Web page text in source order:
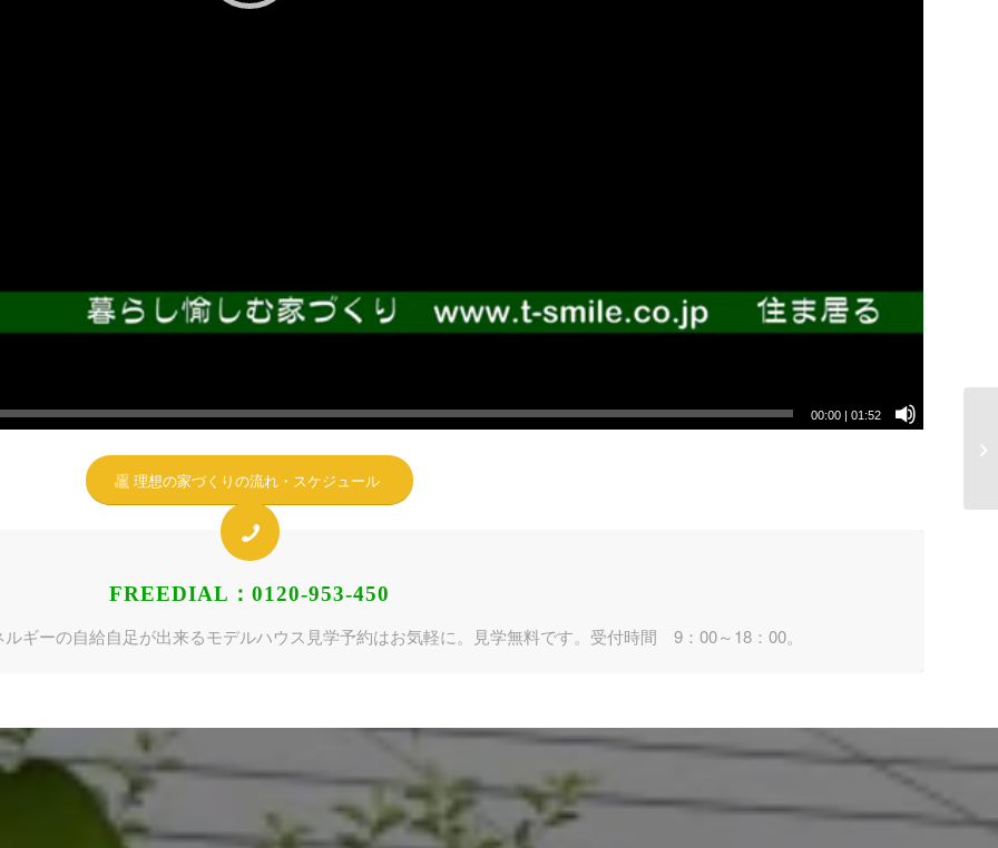
00:00 | 01:52
理想の家づくりの流れ・スケジュール
FREEDIAL：0120-953-450
ギーの自給自足が出来るモデルハウス見学予約はお気軽に。見学無料です。受付時間 9：00～18：00。